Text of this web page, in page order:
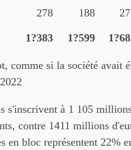
278 188
1?383 1?599
comme si la société avait
s'inscrivent à 1 105
contre 1411 millions
en bloc représentent 22%